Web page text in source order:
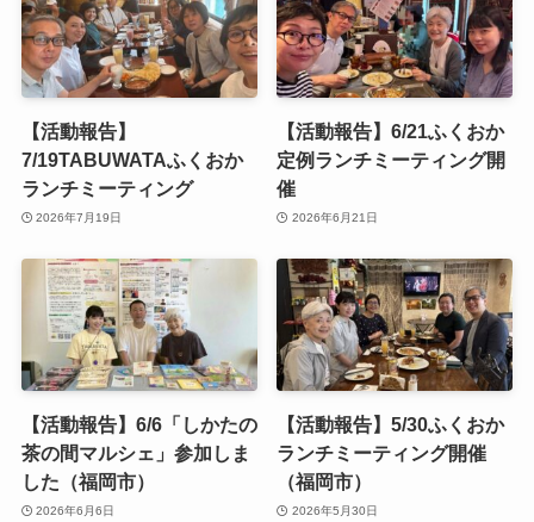
【活動報告】
7/19TABUWATAふくおか
ランチミーティング
2026年7月19日
【活動報告】6/21ふくおか
定例ランチミーティング開
催
2026年6月21日
【活動報告】6/6「しかたの
茶の間マルシェ」参加しま
した（福岡市）
2026年6月6日
【活動報告】5/30ふくおか
ランチミーティング開催
（福岡市）
2026年5月30日